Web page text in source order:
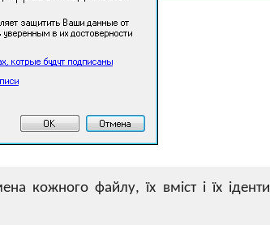
кожного файлу, їх вміст і їх